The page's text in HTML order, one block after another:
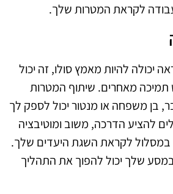
לקראת המטרות שלך.
יכולה להיות מאמץ סולו, זה יכול
תמיכה מאחרים. שיתוף המטרות
בן משפחה או מנטור יכול לספק לך
להציע הדרכה, משוב ומוטיבציה
במסלול לקראת השגת היעדים שלך.
שלך יכול להפוך את התהליך